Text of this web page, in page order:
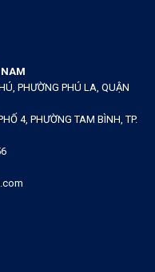
NAM
PHƯỜNG PHÚ LA, QUẬN
4, PHƯỜNG TAM BÌNH, TP.